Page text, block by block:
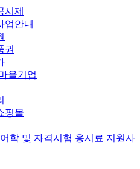
시제
업안내
권
을기업
핑몰
학 및 자격시험 응시료 지원사